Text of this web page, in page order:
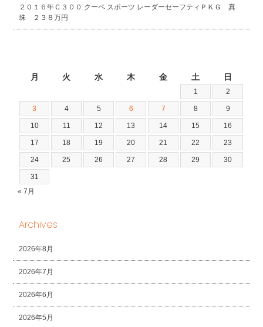
２０１６年Ｃ３００ クーペ スポーツ レーダーセーフティＰＫＧ 真
珠 ２３８万円
月 火 水 木 金 土 日
1 2
3 4 5 6 7 8 9
10 11 12 13 14 15 16
17 18 19 20 21 22 23
24 25 26 27 28 29 30
31
« 7月
Archives
2026年8月
2026年7月
2026年6月
2026年5月